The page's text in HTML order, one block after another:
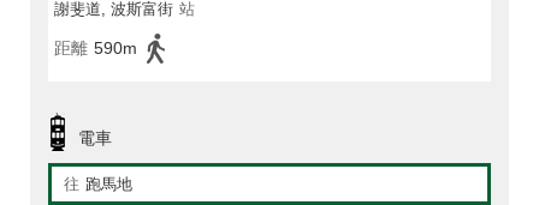
謝斐道, 波斯富街 站
距離 590m
電車
往 跑馬地